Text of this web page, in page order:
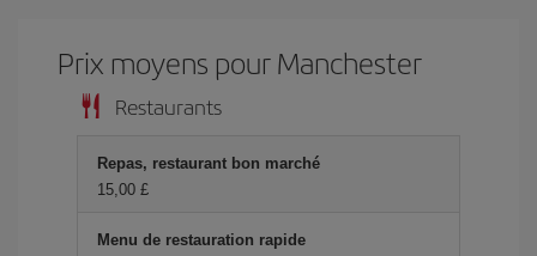
Prix ​​moyens pour Manchester
Restaurants
Repas, restaurant bon marché
15,00 £
Menu de restauration rapide